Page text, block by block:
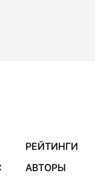
РЕЙТИНГИ
АВТОРЫ